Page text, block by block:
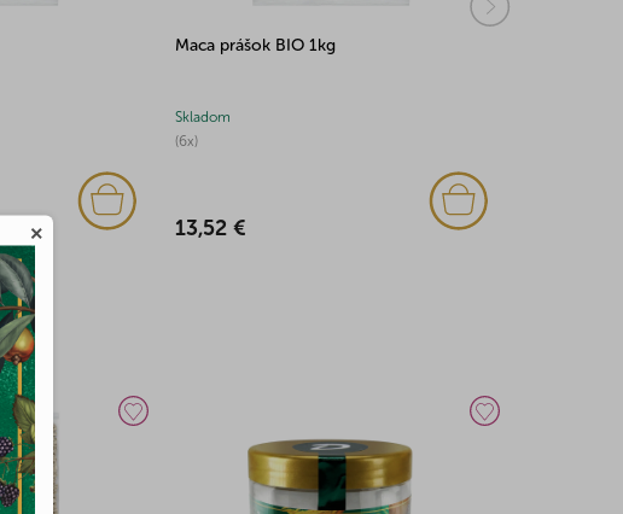
Maca prášok BIO 1kg
(6x)
Skladom
13,52 €
×